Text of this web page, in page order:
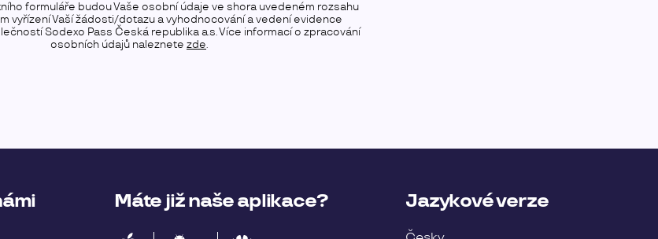
formuláře budou Vaše osobní údaje ve shora uvedeném rozsahu
vyřízení Vaší žádosti/dotazu a vyhodnocování a vedení evidence
Sodexo Pass Česká republika a.s. Více informací o zpracování
osobních údajů naleznete zde.
Máte již naše aplikace? Jazykové verze